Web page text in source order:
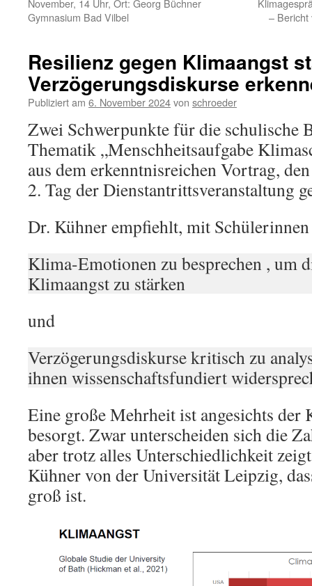
November, 14 Uhr, Ort: Georg Büchner
Gymnasium Bad Vilbel
– Bericht
Resilienz gegen Klimaangst
Verzögerungsdiskurse
Publiziert am 6. November 2024von schroeder
Zwei Schwerpunkte für die schulische
Thematik „Menschheitsaufgabe
aus dem erkenntnisreichen Vortrag,
2. Tag der Dienstantrittsveranstaltung
Dr. Kühner empfiehlt, mit
Klima-Emotionen zu besprechen , um
Klimaangst zu stärken
und
Verzögerungsdiskurse kritisch zu
ihnen wissenschaftsfundiert
Eine große Mehrheit ist angesichts der
besorgt. Zwar unterscheiden sich die
aber trotz alles Unterschiedlichkeit
Kühner von der Universität Leipzig,
groß ist.